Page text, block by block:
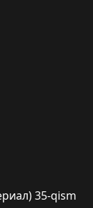
35-qism